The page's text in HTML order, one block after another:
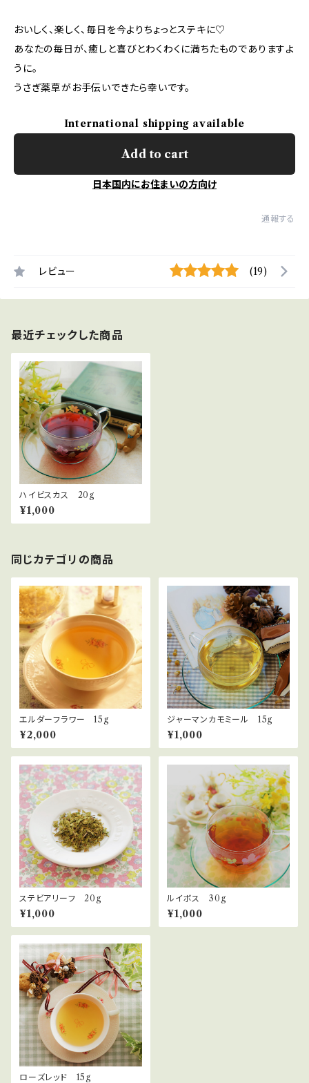
おいしく、楽しく、毎日を今よりちょっとステキに♡
あなたの毎日が、癒しと喜びとわくわくに満ちたものでありますよ
うに。
うさぎ薬草がお手伝いできたら幸いです。
International shipping available
Add to cart
日本国内にお住まいの方向け
通報する
レビュー (19)
最近チェックした商品
ハイビスカス 20g
¥1,000
同じカテゴリの商品
エルダーフラワー 15g
¥2,000
ジャーマンカモミール 15g
¥1,000
ステビアリーフ 20g
¥1,000
ルイボス 30g
¥1,000
ローズレッド 15g